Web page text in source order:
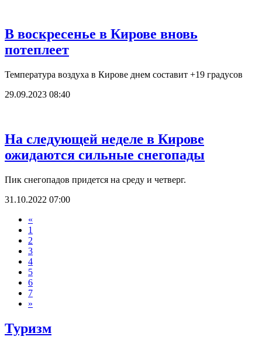
В воскресенье в Кирове вновь
потеплеет
Температура воздуха в Кирове днем составит +19 градусов
29.09.2023 08:40
На следующей неделе в Кирове
ожидаются сильные снегопады
Пик снегопадов придется на среду и четверг.
31.10.2022 07:00
«
1
2
3
4
5
6
7
»
Туризм